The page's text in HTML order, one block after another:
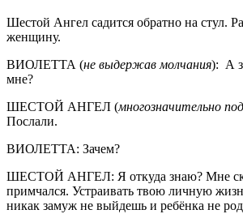
Шестой Ангел садится обратно на стул.
женщину.
ВИОЛЕТТА (не выдержав молчания): А
мне?
ШЕСТОЙ АНГЕЛ (многозначительно
Послали.
ВИОЛЕТТА: Зачем?
ШЕСТОЙ АНГЕЛ: Я откуда знаю? Мне
примчался. Устраивать твою личную
никак замуж не выйдешь и ребёнка не